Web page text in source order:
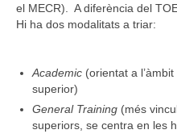
el MECR). A diferència del
Hi ha dos modalitats a triar:
Academic (orientat a
superior)
General Training (més
superiors, se centra en les